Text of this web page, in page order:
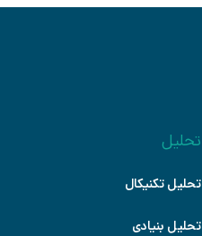
تحلیل
تحلیل تکنیکال
تحلیل بنیادی